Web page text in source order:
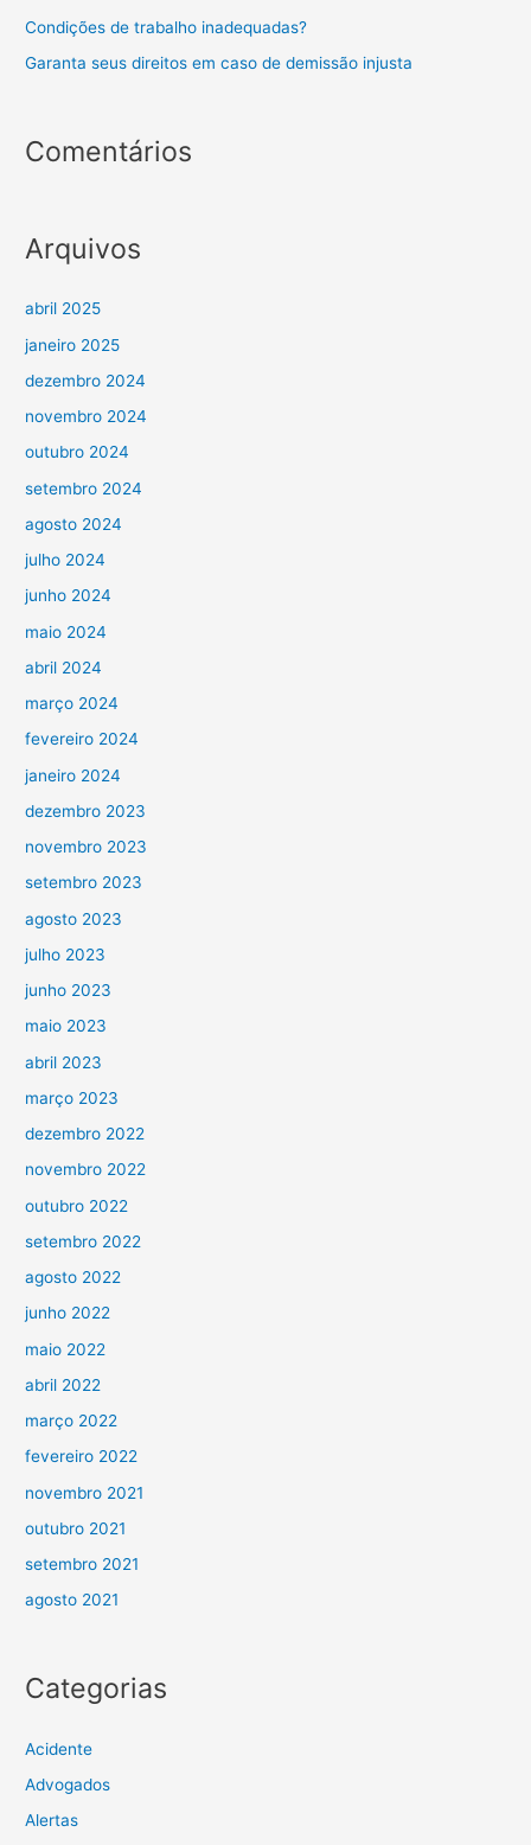
Condições de trabalho inadequadas?
Garanta seus direitos em caso de demissão injusta
Comentários
Arquivos
abril 2025
janeiro 2025
dezembro 2024
novembro 2024
outubro 2024
setembro 2024
agosto 2024
julho 2024
junho 2024
maio 2024
abril 2024
março 2024
fevereiro 2024
janeiro 2024
dezembro 2023
novembro 2023
setembro 2023
agosto 2023
julho 2023
junho 2023
maio 2023
abril 2023
março 2023
dezembro 2022
novembro 2022
outubro 2022
setembro 2022
agosto 2022
junho 2022
maio 2022
abril 2022
março 2022
fevereiro 2022
novembro 2021
outubro 2021
setembro 2021
agosto 2021
Categorias
Acidente
Advogados
Alertas